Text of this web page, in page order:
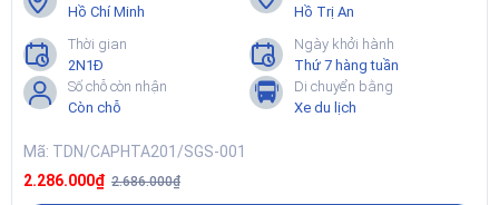
Hồ Chí Minh
Hồ Trị An
Thời gian
2N1Đ
Ngày khởi hành
Thứ 7 hàng tuần
Số chỗ còn nhận
Còn chỗ
Di chuyển bằng
Xe du lịch
Mã: TDN/CAPHTA201/SGS-001
2.286.000₫ 2.686.000₫